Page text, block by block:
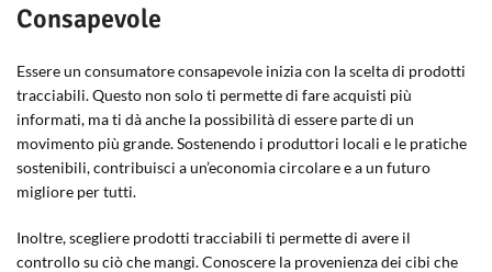
Consapevole
Essere un consumatore consapevole inizia con la scelta di prodotti
tracciabili. Questo non solo ti permette di fare acquisti più
informati, ma ti dà anche la possibilità di essere parte di un
movimento più grande. Sostenendo i produttori locali e le pratiche
sostenibili, contribuisci a un’economia circolare e a un futuro
migliore per tutti.
Inoltre, scegliere prodotti tracciabili ti permette di avere il
controllo su ciò che mangi. Conoscere la provenienza dei cibi che